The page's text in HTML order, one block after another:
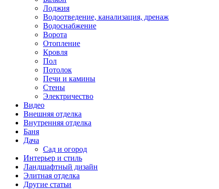
Лоджия
Водоотведение, канализация, дренаж
Водоснабжение
Ворота
Отопление
Кровля
Пол
Потолок
Печи и камины
Стены
Электричество
Видео
Внешняя отделка
Внутренняя отделка
Баня
Дача
Сад и огород
Интерьер и стиль
Ландшафтный дизайн
Элитная отделка
Другие статьи